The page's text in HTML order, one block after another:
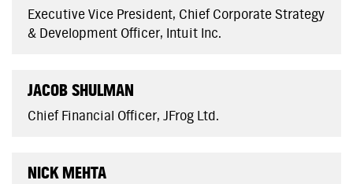
Executive Vice President, Chief Corporate Strategy
& Development Officer, Intuit Inc.
JACOB SHULMAN
Chief Financial Officer, JFrog Ltd.
NICK MEHTA